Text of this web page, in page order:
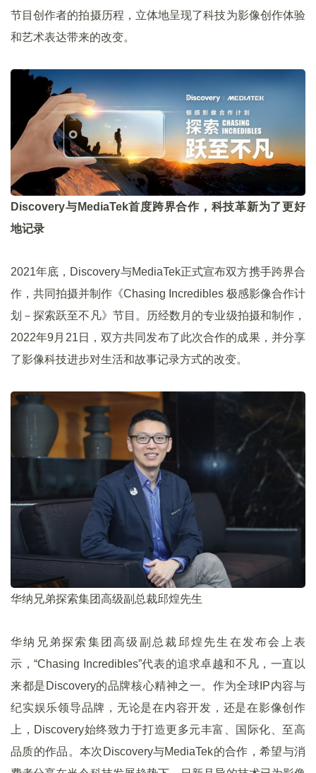
节目创作者的拍摄历程，立体地呈现了科技为影像创作体验
和艺术表达带来的改变。
Discovery与MediaTek首度跨界合作，科技革新为了更好
地记录
2021年底，Discovery与MediaTek正式宣布双方携手跨界合
作，共同拍摄并制作《Chasing Incredibles 极感影像合作计
划－探索跃至不凡》节目。历经数月的专业级拍摄和制作，
2022年9月21日，双方共同发布了此次合作的成果，并分享
了影像科技进步对生活和故事记录方式的改变。
华纳兄弟探索集团高级副总裁邱煌先生
华纳兄弟探索集团高级副总裁邱煌先生在发布会上表
示，“Chasing Incredibles”代表的追求卓越和不凡，一直以
来都是Discovery的品牌核心精神之一。作为全球IP内容与
纪实娱乐领导品牌，无论是在内容开发，还是在影像创作
上，Discovery始终致力于打造更多元丰富、国际化、至高
品质的作品。本次Discovery与MediaTek的合作，希望与消